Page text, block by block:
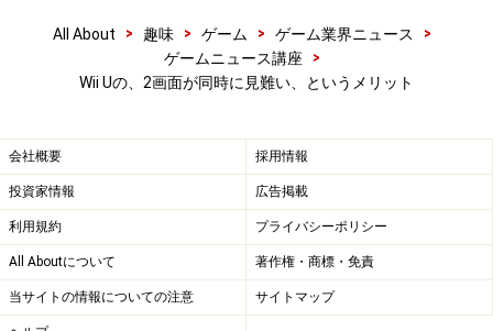
All About > 趣味 > ゲーム > ゲーム業界ニュース
>
ゲームニュース講座
>
Wii Uの、2画面が同時に見難い、というメリット
会社概要 採用情報
投資家情報 広告掲載
利用規約 プライバシーポリシー
All Aboutについて 著作権・商標・免責
当サイトの情報についての注意 サイトマップ